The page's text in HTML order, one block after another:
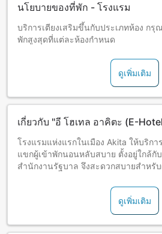
นโยบายของที่พัก - โรงแรม
บริการเตียงเสริมขึ้นกับประเภทห้อง ก
พักสูงสุดที่แต่ละห้องกำหนด
ดูเพิ่มเติม
เกี่ยวกับ "อี โฮเทล อาคิตะ (E-
โรงแรมแห่งแรกในเมือง Akita ให้บริก
แขกผู้เข้าพักนอนหลับสบาย ตั้งอยู่ใกล้กั
สำนักงานรัฐบาล จึงสะดวกสบายสำหรับ
ยังจัดให้บริการอ่างอาบน้ำสาธารณะขน
ดูเพิ่มเติม